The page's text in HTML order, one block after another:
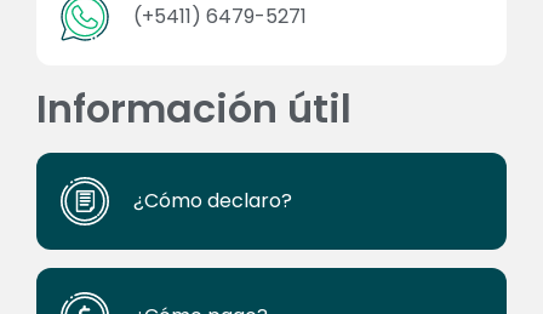
(+5411) 6479-5271
Información útil
¿Cómo declaro?